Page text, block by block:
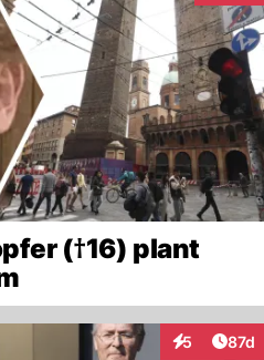
(†16) plant
5
Interaktionen
87d